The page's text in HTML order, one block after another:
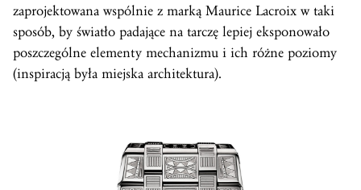
zaprojektowana wspólnie z marką Maurice Lacroix w taki
sposób, by światło padające na tarczę lepiej eksponowało
poszczególne elementy mechanizmu i ich różne poziomy
(inspiracją była miejska architektura).